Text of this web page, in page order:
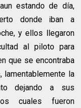
estando de día,
donde iban a
y ellos llegaron
al piloto para
que se encontraba
lamentablemente la
dejando a sus
cuales fueron